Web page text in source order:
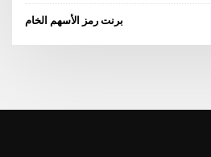
برنت رمز الأسهم الخام